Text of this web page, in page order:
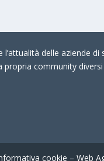
delle aziende
propria community
cookie – Web